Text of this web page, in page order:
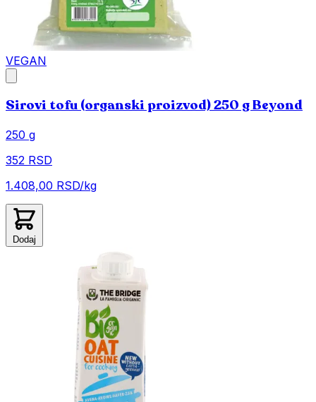
VEGAN
Sirovi tofu (organski proizvod) 250 g Beyond
250 g
352 RSD
1.408,00 RSD/kg
Dodaj